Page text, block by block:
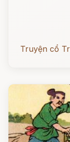
Truyện cổ